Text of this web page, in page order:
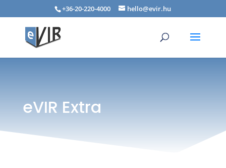
+36-20-220-4000 hello@evir.hu
eVIR Extra